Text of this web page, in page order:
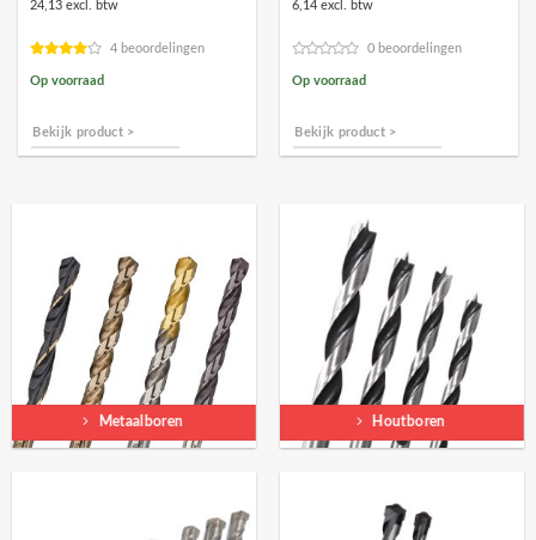
24,13 excl. btw
4 beoordelingen
Op voorraad
Bekijk product >
was:is:
6,14 excl. btw
0 beoordelingen
Op voorraad
Bekijk product >
Metaalboren Houtboren